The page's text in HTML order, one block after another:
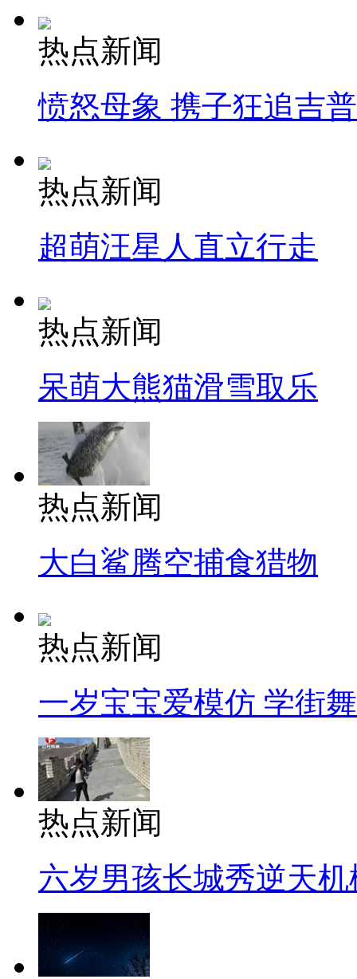
热点新闻
愤怒母象 携子狂追吉
热点新闻
超萌汪星人直立行走
热点新闻
呆萌大熊猫滑雪取乐
热点新闻
大白鲨腾空捕食猎物
热点新闻
一岁宝宝爱模仿 学街
热点新闻
六岁男孩长城秀逆天机